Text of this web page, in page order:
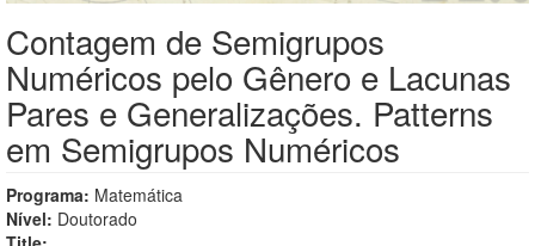
Contagem de Semigrupos
Numéricos pelo Gênero e Lacunas
Pares e Generalizações. Patterns
em Semigrupos Numéricos
Programa: Matemática
Nível: Doutorado